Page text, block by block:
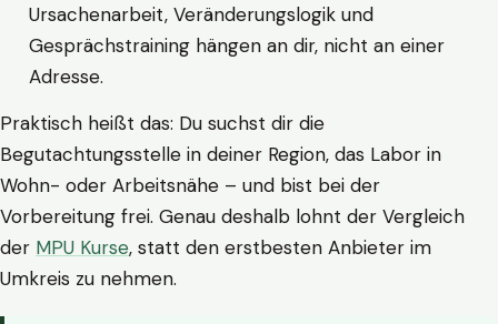
Ursachenarbeit, Veränderungslogik und
Gesprächstraining hängen an dir, nicht an einer
Adresse.
Praktisch heißt das: Du suchst dir die
Begutachtungsstelle in deiner Region, das Labor in
Wohn- oder Arbeitsnähe – und bist bei der
Vorbereitung frei. Genau deshalb lohnt der Vergleich
der MPU Kurse, statt den erstbesten Anbieter im
Umkreis zu nehmen.